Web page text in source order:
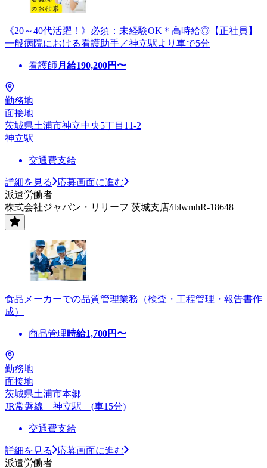
《20～40代活躍！》必須：未経験OK＊高時給◎【正社員】
一般病院における看護助手／神立駅より車で5分
看護師 月給190,200円〜
勤務地
面接地
茨城県土浦市神立中央5丁目11-2
神立駅
交通費支給
詳細を見る
応募画面に進む
派遣労働者
株式会社ジャパン・リリーフ 茨城支店/iblwmhR-18648
食品メーカーでの品質管理業務（検査・工程管理・報告書作
成）
商品管理時給1,700円〜
勤務地
面接地
茨城県土浦市本郷
JR常磐線 神立駅 (車15分)
交通費支給
詳細を見る
応募画面に進む
派遣労働者